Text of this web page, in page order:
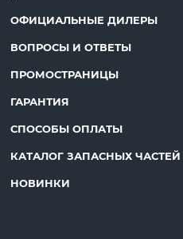
ОФИЦИАЛЬНЫЕ ДИЛЕРЫ
ВОПРОСЫ И ОТВЕТЫ
ПРОМОСТРАНИЦЫ
ГАРАНТИЯ
СПОСОБЫ ОПЛАТЫ
КАТАЛОГ ЗАПАСНЫХ ЧАСТЕЙ
НОВИНКИ